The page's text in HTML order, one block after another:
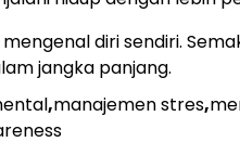
diri sendiri.
jangka panjang.
,manajemen stres,